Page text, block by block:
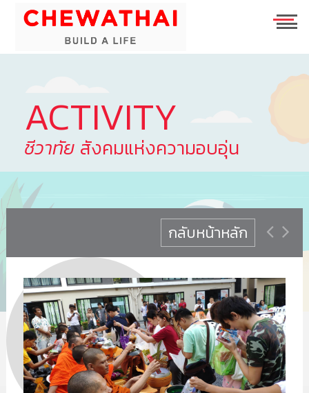
บ้าน
ชีวารมย์ นครอินทร์
ชีวารมย์ ราชพฤกษ์ตัดใหม่
ชีวาทัย ฮอลล์มาร์ค เอกมัย - รามอินทรา
ชีวาทัย ปิ่นเกล้า
ชีวาทัย ฮอลล์มาร์ค ลาดพร้าว - โชคชัย 4 เฟส 2
ชีวาทัย เกษตร - นวมินทร์
เดอะ สุรวงศ์
ชีวาทัย เรสซิเดนซ์ อโศก
ชีวาทัย ฮอลล์มาร์ค ลาดพร้าว - โชคชัย 4
ทาวน์โฮม
ชีวาโฮม สุขสวัสดิ์ - ประชาอุทิศ
ชีวาโฮม รังสิต - ปทุม
ชีวา ฮาร์ท สุขุมวิท 62/1
ชีวา ฮาร์ท สุขุมวิท 36
โฮมออฟฟิศ
นักลงทุนสัมพันธ์
แบรนด์ชีวาทัย
ข้อมูลพื้นฐาน
ภาพรวมธุรกิจบริษัท
ลักษณะการประกอบธุรกิจ
โครงสร้างกลุ่มบริษัท
ชีวาทัยโซไซตี้
Home
Promotion
Activity
ข่าว&โปรโมชั่น
ดูข่าวทั้งหมด
ข่าวประชาสัมพันธ์
รับซื้อที่ดิน
ติดต่อเรา
ACTIVITY
ชีวาทัย สังคมแห่งความอบอุ่น
กลับหน้าหลัก